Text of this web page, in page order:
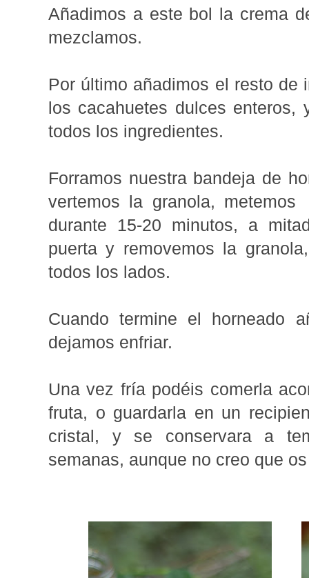
Añadimos a este bol la crema
mezclamos.
Por último añadimos el resto de
los cacahuetes dulces enteros,
todos los ingredientes.
Forramos nuestra bandeja de
vertemos la granola,
durante 15-20 minutos, a
puerta y removemos la
todos los lados.
Cuando termine el horneado
dejamos enfriar.
Una vez fría podéis comerla
fruta, o guardarla en un
cristal, y se conservara a
semanas, aunque no creo que